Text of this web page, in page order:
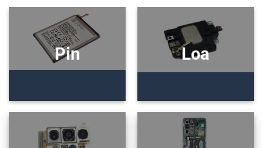
Pin Loa